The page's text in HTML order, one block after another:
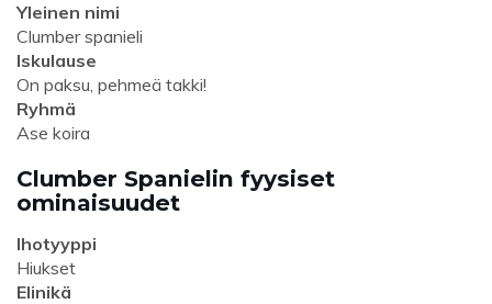
Yleinen nimi
Clumber spanieli
Iskulause
On paksu, pehmeä takki!
Ryhmä
Ase koira
Clumber Spanielin fyysiset
ominaisuudet
Ihotyyppi
Hiukset
Elinikä